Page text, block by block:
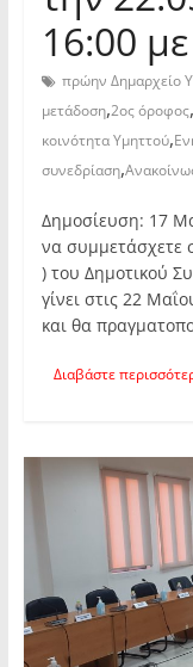
16:00
πρώην Δημαρχείο
μετάδοση,2ος όροφος,
κοινότητα Υμηττού,
συνεδρίαση,
Δημοσίευση:
να συμμετάσχετε
) του Δημοτικού
γίνει στις 22
και θα
Διαβάστε